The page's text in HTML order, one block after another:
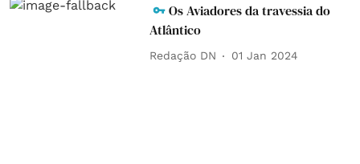
Os Aviadores da travessia do
Atlântico
Redação DN 01 Jan 2024